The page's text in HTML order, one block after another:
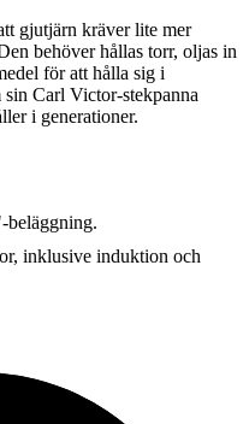
gjutjärn kräver lite mer
behöver hållas torr, oljas in
för att hålla sig i
Carl Victor-stekpanna
i generationer.
beläggning.
inklusive induktion och